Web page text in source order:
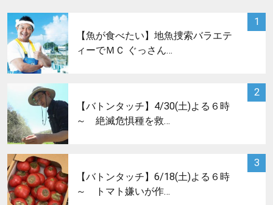
1
サムネイル
【魚が食べたい】地魚捜索バラエテ
ィーでＭＣ ぐっさん…
2
【バトンタッチ】4/30(土)よる６時
～ 絶滅危惧種を救…
3
【バトンタッチ】6/18(土)よる６時
～ トマト嫌いが作…